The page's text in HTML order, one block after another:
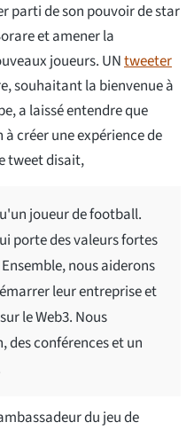
parti de son pouvoir de star
et amener la
joueurs. UNtweeter
souhaitant la bienvenue à
a laissé entendre que
créer une expérience de
tweet disait,
joueur de football.
porte des valeurs fortes
nous aiderons
leur entreprise et
le Web3. Nous
des conférences et un
du jeu de